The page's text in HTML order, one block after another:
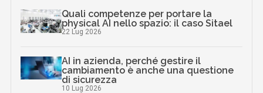
Quali competenze per portare la
physical AI nello spazio: il caso Sitael
22 Lug 2026
AI in azienda, perché gestire il
cambiamento è anche una questione
di sicurezza
10 Lug 2026